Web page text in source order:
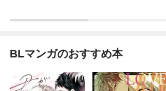
BLマンガのおすすめ本